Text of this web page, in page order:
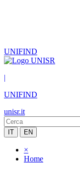
UNIFIND
|
UNIFIND
unisr.it
IT EN
×
Home